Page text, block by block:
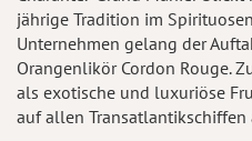
jährige Tradition im
Unternehmen gelang der
Orangenlikör Cordon Rouge.
als exotische und luxuriöse
auf allen Transatlantikschiffen